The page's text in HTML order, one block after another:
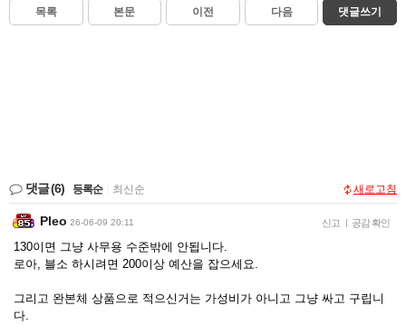
목록 본문 이전 다음 댓글쓰기
댓글(6) 등록순 최신순 새로고침
Pleo 26-06-09 20:11 신고 | 공감 확인
130이면 그냥 사무용 수준밖에 안됩니다.
로아, 블소 하시려면 200이상 예산을 잡으세요.
그리고 완본체 상품으로 적으신거는 가성비가 아니고 그냥 싸고 구립니
다.